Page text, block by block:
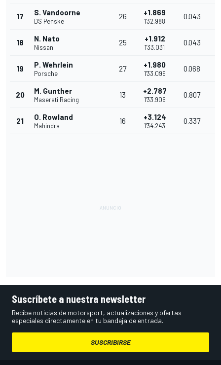
17 S. Vandoorne
DS Penske
26 +1.869
1'32.988
0.043
18 N. Nato
Nissan
25 +1.912
1'33.031
0.043
19 P. Wehrlein
Porsche
27 +1.980
1'33.099
0.068
20 M. Gunther
Maserati Racing
13 +2.787
1'33.906
0.807
21 O. Rowland
Mahindra
16 +3.124
1'34.243
0.337
Suscríbete a nuestra newsletter
Recibe noticias de motorsport, actualizaciones y ofertas
especiales directamente en tu bandeja de entrada.
SUSCRIBIRSE